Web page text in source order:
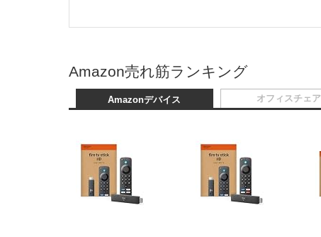
Amazon売れ筋ランキング
Amazonデバイス オフィスチェア